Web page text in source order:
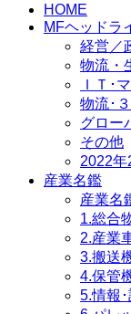
HOME
MFヘッドラ
経営／
物流・
ＩＴ･
物流･
グロー
その他
2022
産業名鑑
産業名
1.総合
2.産業
3.搬送
4.保管
5.情報